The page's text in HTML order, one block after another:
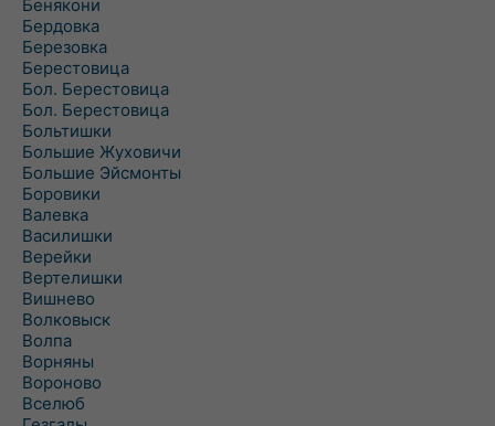
Бенякони
Бердовка
Березовка
Берестовица
Бол. Берестовица
Бол. Берестовица
Больтишки
Большие Жуховичи
Большие Эйсмонты
Боровики
Валевка
Василишки
Верейки
Вертелишки
Вишнево
Волковыск
Волпа
Ворняны
Вороново
Вселюб